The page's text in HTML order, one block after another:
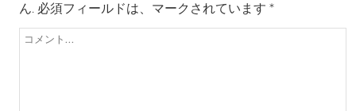
ん. 必須フィールドは、マークされています *